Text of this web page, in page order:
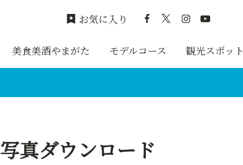
美食美酒やまがた モデルコース 観光スポット
お気に入り
写真ダウンロード